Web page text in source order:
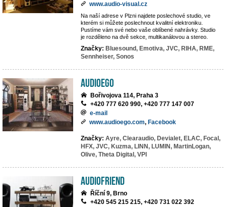
www.audio-visual.cz
Na naší adrese v Plzni najdete poslechové studio, ve
kterém si můžete poslechnout kvalitní elektroniku.
Pustíme vám své nebo vaše oblíbené nahrávky. Studio
je rozděleno na dvě sekce, multikanálovou a stereo.
Značky: Bluesound, Emotiva, JVC, RIHA, RME,
Sennheiser, Sonos
AUDIOEGO
Bořivojova 114, Praha 3
+420 777 620 990, +420 777 147 007
e-mail
www.audioego.com, Facebook
Značky: Ayre, Clearaudio, Devialet, ELAC, Focal,
HFX, JVC, Kuzma, LINN, LUMIN, MartinLogan,
Olive, Theta Digital, VPI
Audiofriend
Říční 9, Brno
+420 545 215 215, +420 731 022 392